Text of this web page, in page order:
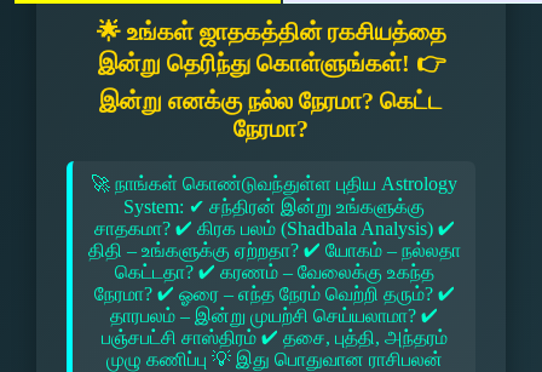
🌟 உங்கள் ஜாதகத்தின் ரகசியத்தை
இன்று தெரிந்து கொள்ளுங்கள்! 👉
இன்று எனக்கு நல்ல நேரமா? கெட்ட
நேரமா?
🚀 நாங்கள் கொண்டுவந்துள்ள புதிய Astrology
System: ✔ சந்திரன் இன்று உங்களுக்கு
சாதகமா? ✔ கிரக பலம் (Shadbala Analysis) ✔
திதி – உங்களுக்கு ஏற்றதா? ✔ யோகம் – நல்லதா
கெட்டதா? ✔ கரணம் – வேலைக்கு உகந்த
நேரமா? ✔ ஓரை – எந்த நேரம் வெற்றி தரும்? ✔
தாரபலம் – இன்று முயற்சி செய்யலாமா? ✔
பஞ்சபட்சி சாஸ்திரம் ✔ தசை, புத்தி, அந்தரம்
முழு கணிப்பு 💡 இது பொதுவான ராசிபலன்